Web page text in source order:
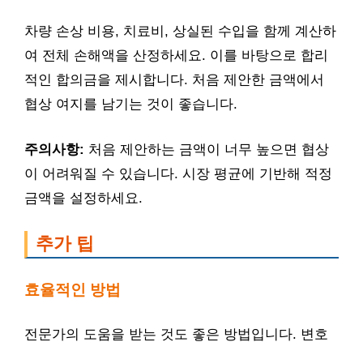
차량 손상 비용, 치료비, 상실된 수입을 함께 계산하
여 전체 손해액을 산정하세요. 이를 바탕으로 합리
적인 합의금을 제시합니다. 처음 제안한 금액에서
협상 여지를 남기는 것이 좋습니다.
주의사항: 처음 제안하는 금액이 너무 높으면 협상
이 어려워질 수 있습니다. 시장 평균에 기반해 적정
금액을 설정하세요.
추가 팁
효율적인 방법
전문가의 도움을 받는 것도 좋은 방법입니다. 변호